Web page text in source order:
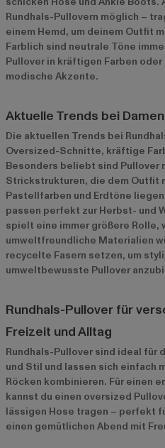
Rundhals-Pullovern möglich –
einem Hemd, um deinem Outfit
Farblich sind neutrale Töne
Pullover in kräftigen Farben
modische Akzente.
Aktuelle Trends bei
Die aktuellen Trends bei
Oversized-Schnitte, kräftige
Besonders beliebt sind Pullover
Strickstrukturen, die dem Outfit
Pastellfarben und Erdtöne
passen perfekt zur Herbst- und
spielt eine immer größere Rolle,
umweltfreundliche Materialien
recycelte Fasern setzen, um
umweltbewusste Pullover
Rundhals-Pullover für
Freizeit und Alltag
Rundhals-Pullover sind ideal für
und Stil und lassen sich einfach
Röcken kombinieren. Für einen
kannst du einen oversized
lässigen Hose tragen – perfekt
einen gemütlichen Abend mit